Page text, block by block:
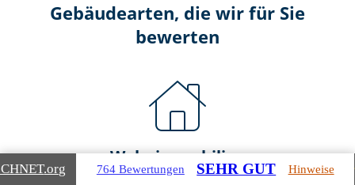
Gebäudearten, die wir für Sie
bewerten
Wohnimmobilien
.org 764 Bewertungen SEHR GUT Hinweise